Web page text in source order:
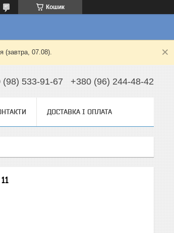
Кошик
(завтра, 07.08).
(98) 533-91-67 +380 (96) 244-48-42
ДОСТАВКА І ОПЛАТА